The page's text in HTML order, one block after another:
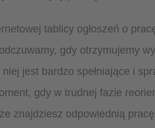
tablicy ogłoszeń o
gdy otrzymujemy
jest bardzo spełniające i
gdy w trudnej fazie
znajdziesz odpowiednią